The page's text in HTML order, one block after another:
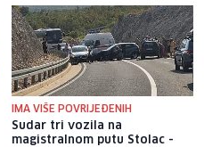
IMA VIŠE POVRIJEĐENIH
Sudar tri vozila na
magistralnom putu Stolac -